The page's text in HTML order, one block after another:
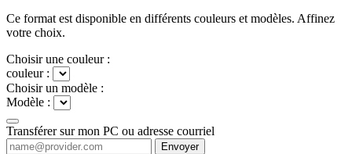
Ce format est disponible en différents couleurs et modèles. Affinez
votre choix.
Choisir une couleur :
couleur :
Choisir un modèle :
Modèle :
Transférer sur mon PC ou adresse courriel
Envoyer